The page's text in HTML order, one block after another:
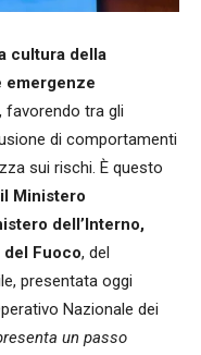
cultura della
emergenze
, favorendo tra gli
di comportamenti
sui rischi. È questo
Ministero
dell’Interno,
Fuoco, del
presentata oggi
Nazionale dei
un passo